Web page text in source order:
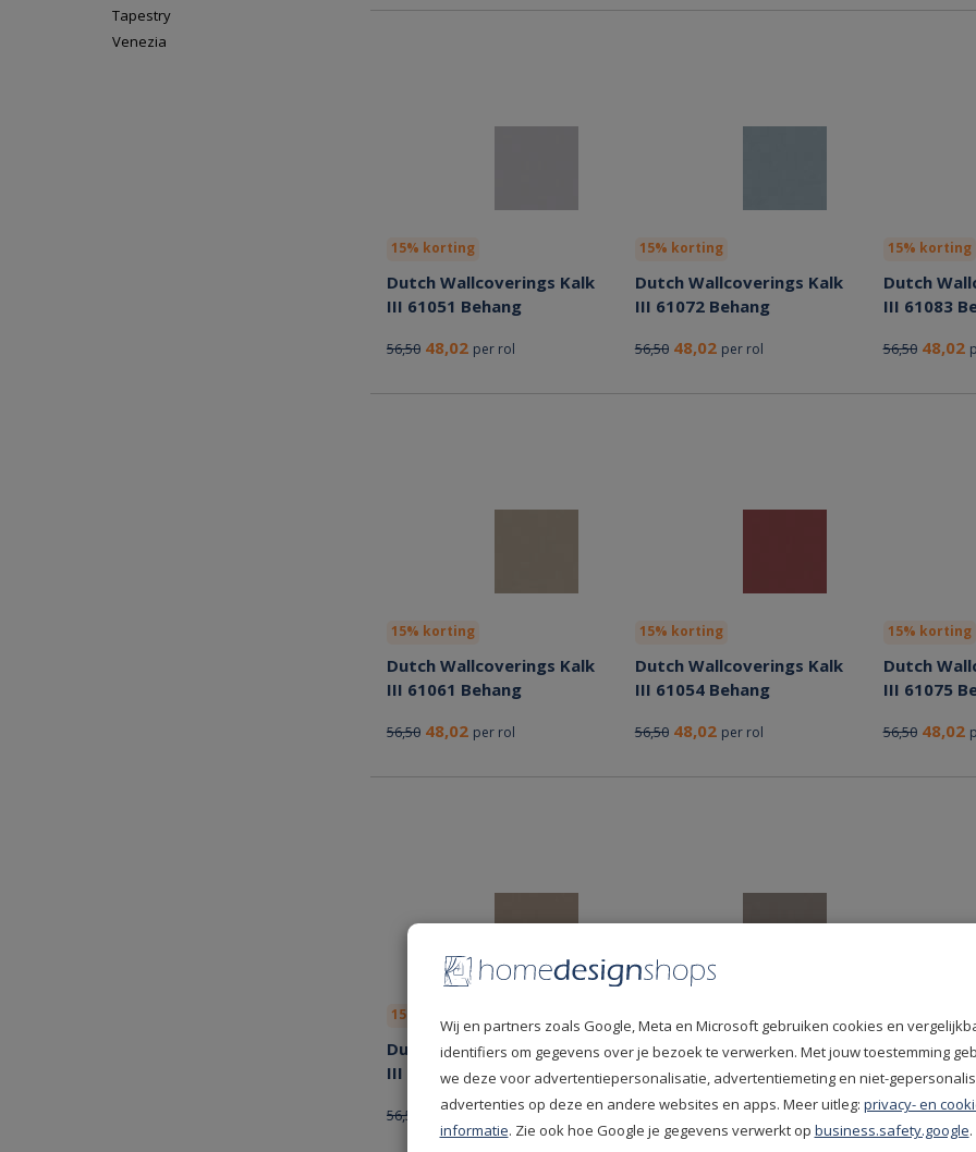
15% korting
Dutch Wallcoverings Kalk
III 61051 Behang
56,50 48,02 per rol
15% korting
Dutch Wallcoverings Kalk
III 61072 Behang
56,50 48,02 per rol
15% korting
Dutch
III 61083
56,50 48,02
15% korting
Dutch Wallcoverings Kalk
III 61061 Behang
56,50 48,02 per rol
15% korting
Dutch Wallcoverings Kalk
III 61054 Behang
56,50 48,02 per rol
15% korting
Dutch
III 61075
56,50 48,02
15% korting
Dutch Wallcoverings Kalk
III 61065 Behang
56,50 48,02per rol
Dutch Wallcoverings Kalk
III 61060 Behang
56,50 48,02 per rol
Dutch
III 61056
56,50 48,02
Tapestry
Venezia
Wij en partners zoals Google, Meta en Microsoft gebruiken cookies en
identifiers om gegevens over je bezoek te verwerken. Met jouw toestemming
we deze voor advertentiepersonalisatie, advertentiemeting en niet-
advertenties op deze en andere websites en apps. Meer uitleg: privacy- en
informatie. Zie ook hoe Google je gegevens verwerkt op business.safety.google.